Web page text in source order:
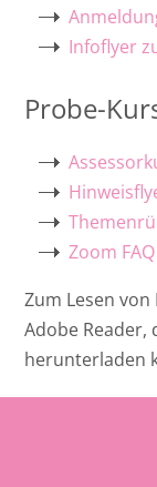
Infoflyer
Probe-
Zoom FAQ
Zum Lesen
Adobe Reader,
herunterladen